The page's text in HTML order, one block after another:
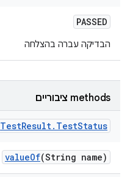
PASSED
הבדיקה עברה בהצלחה
‫methods ציבוריים
TestResult. TestStatus
valueOf(String name)